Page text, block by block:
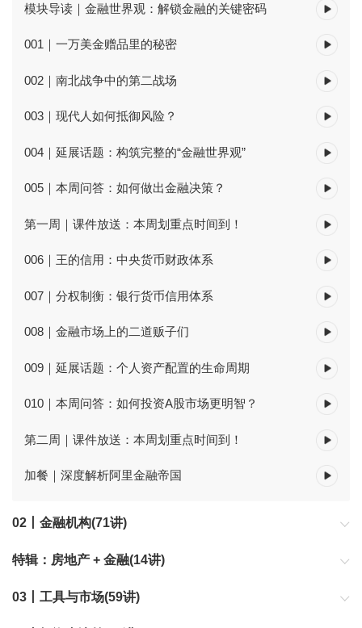
模块导读｜金融世界观：解锁金融的关键密码
001｜一万美金赠品里的秘密
002｜南北战争中的第二战场
003｜现代人如何抵御风险？
004｜延展话题：构筑完整的“金融世界观”
005｜本周问答：如何做出金融决策？
第一周｜课件放送：本周划重点时间到！
006｜王的信用：中央货币财政体系
007｜分权制衡：银行货币信用体系
008｜金融市场上的二道贩子们
009｜延展话题：个人资产配置的生命周期
010｜本周问答：如何投资A股市场更明智？
第二周｜课件放送：本周划重点时间到！
加餐｜深度解析阿里金融帝国
02丨金融机构(71讲)
通过了解银行、投资银行、基金三类金融机构，发现金融对我们生
活的影响。
特辑：房地产 + 金融(14讲)
北京大学徐远教授为你讲述房地产与金融。
03丨工具与市场(59讲)